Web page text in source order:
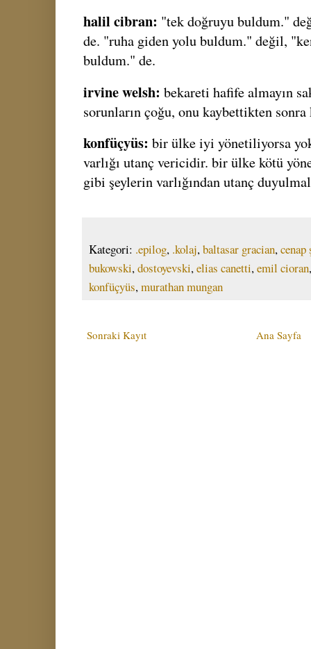
halil cibran: "tek doğruyu buldum."
de. "ruha giden yolu buldum." değil,
buldum." de.
irvine welsh: bekareti hafife almayın
sorunların çoğu, onu kaybettikten sonra
konfüçyüs: bir ülke iyi yönetiliyorsa
varlığı utanç vericidir. bir ülke kötü
gibi şeylerin varlığından utanç
Kategori: .epilog, .kolaj,baltasar gracian,cenap
bukowski,dostoyevski,elias canetti,emil cioran
konfüçyüs,murathan mungan
Sonraki Kayıt Ana Sayfa